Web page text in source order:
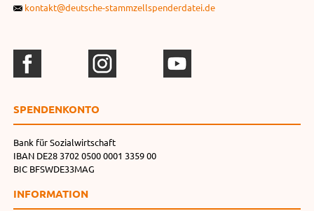
kontakt@deutsche-stammzellspenderdatei.de
SPENDEN­KONTO
Bank für Sozialwirtschaft
IBAN DE28 3702 0500 0001 3359 00
BIC BFSWDE33MAG
INFORMATION